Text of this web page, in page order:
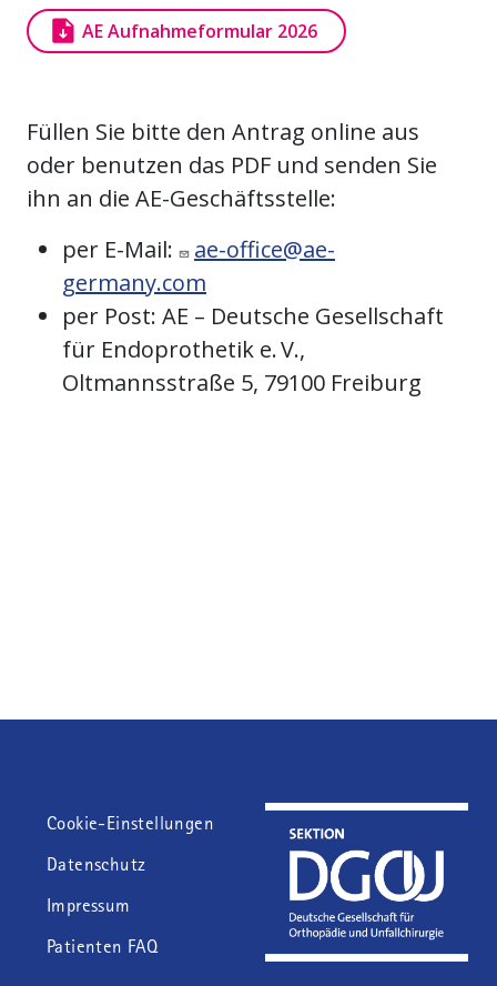
AE Aufnahmeformular 2026
Füllen Sie bitte den Antrag online aus
oder benutzen das PDF und senden Sie
ihn an die AE-Geschäftsstelle:
per E-Mail:
ae-office@ae-
germany.com
per Post: AE – Deutsche Gesellschaft
für Endoprothetik e. V.,
Oltmannsstraße 5, 79100 Freiburg
Fußzeile
Cookie-Einstellungen
Datenschutz
Impressum
Patienten FAQ